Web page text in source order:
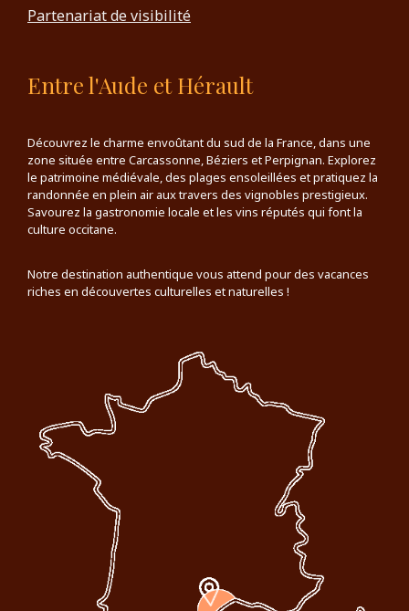
Partenariat de visibilité
Entre l'Aude et Hérault
Découvrez le charme envoûtant du sud de la France, dans une
zone située entre Carcassonne, Béziers et Perpignan. Explorez
le patrimoine médiévale, des plages ensoleillées et pratiquez la
randonnée en plein air aux travers des vignobles prestigieux.
Savourez la gastronomie locale et les vins réputés qui font la
culture occitane.
Notre destination authentique vous attend pour des vacances
riches en découvertes culturelles et naturelles !